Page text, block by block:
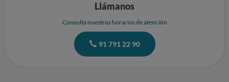
Llámanos
Consulta nuestros horarios de atención
91 791 22 90